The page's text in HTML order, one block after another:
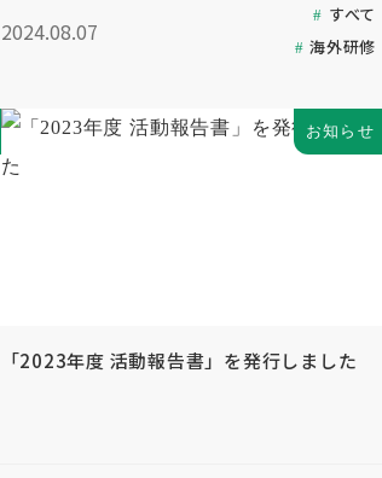
2024.08.07
すべて
海外研修
お知らせ
「2023年度 活動報告書」を発行しました